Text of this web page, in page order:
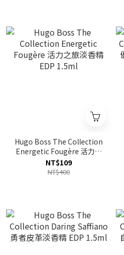
Hugo Boss The Collection
Energetic Fougère 活力之
旅淡香精 EDP 1.5ml
NT$109
NT$400